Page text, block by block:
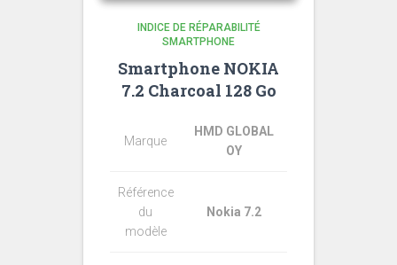
INDICE DE RÉPARABILITÉ
SMARTPHONE
Smartphone NOKIA
7.2 Charcoal 128 Go
Marque
HMD GLOBAL
OY
Référence
du
modèle
Nokia 7.2